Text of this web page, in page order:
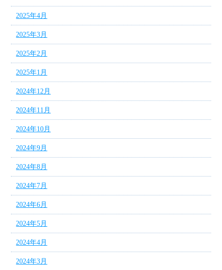
2025年4月
2025年3月
2025年2月
2025年1月
2024年12月
2024年11月
2024年10月
2024年9月
2024年8月
2024年7月
2024年6月
2024年5月
2024年4月
2024年3月